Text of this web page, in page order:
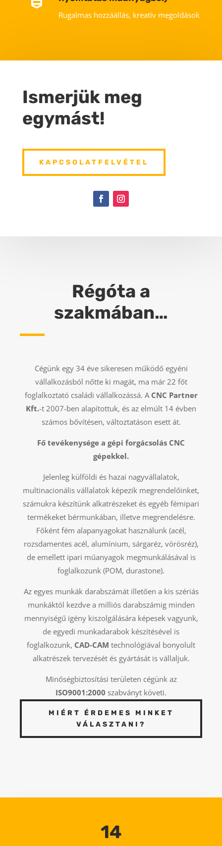
Rugalmas hozzáállás, kreatív megoldások
Ismerjük meg
egymást!
KAPCSOLATFELVÉTEL
Régóta a
szakmában…
Cégünk egy 34 éve sikeresen működő egyéni
vállalkozásból nőtte ki magát, ma már 22 főt
foglalkoztató családi vállalkozássá. A CNC Partner
Kft.-t 2007-ben alapítottuk, és az elmúlt 14 évben
számos bővítésen, változtatáson esett át.
Fő tevékenysége a gépi forgácsolás CNC
gépekkel.
Jelenleg külföldi és hazai nagyvállalatok,
multinacionális vállalatok képezik megrendelőinket,
számukra készítünk alkatrészeket és egyéb fémipari
termékeket bérmunkában, illetve megrendelésre.
Főként fém alapanyagokat használunk (acél,
rozsdamentes acél, alumínium, sárgaréz, vörösréz),
de emellett ipari műanyagok megmunkálásával is
foglalkozunk (POM, durastone).
Az egyes munkák darabszámát illetően a kis szériás
munkáktól kezdve a milliós darabszámig minden
mennyiségű igény kiszolgálására képesek vagyunk,
de egyedi munkadarabok készítésével is
foglalkozunk, CAD-CAM technológiával bonyolult
alkatrészek tervezését és gyártását is vállaljuk.
Minőségbiztosítási területen cégünk az
ISO9001:2000 szabványt követi.
MIÉRT ÉRDEMES MINKET
VÁLASZTANI?
14